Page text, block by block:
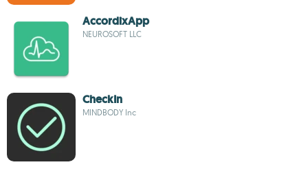
AccordixApp
NEUROSOFT LLC
CheckIn
MINDBODY Inc